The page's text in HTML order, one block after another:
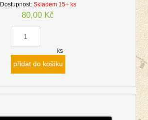
Dostupnost: Skladem 15+ ks
80,00 Kč
ks
přidat do košíku